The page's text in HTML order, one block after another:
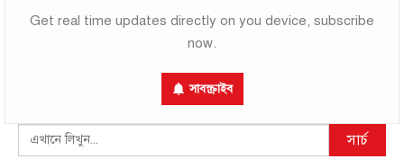
Get real time updates directly on you device, subscribe
now.
সাবস্ক্রাইব
Search সার্চ